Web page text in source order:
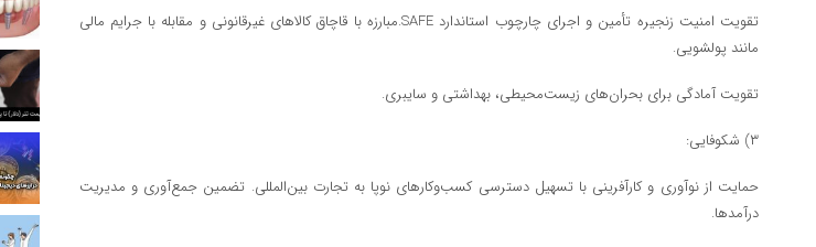
تقویت امنیت زنجیره تأمین و اجرای چارچوب استاندارد SAFE.مبارزه با قاچاق کالاهای غیرقانونی و مقابله با جرایم مالی
مانند پولشویی.
تقویت آمادگی برای بحران‌های زیست‌محیطی، بهداشتی و سایبری.
۳) شکوفایی:
حمایت از نوآوری و کارآفرینی با تسهیل دسترسی کسب‌وکارهای نوپا به تجارت بین‌المللی. تضمین جمع‌آوری و مدیریت
درآمدها.